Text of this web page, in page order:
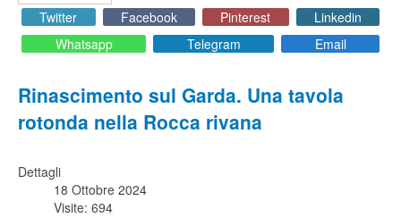
Twitter
Facebook Pinterest
Linkedin
Whatsapp
Telegram Email
Rinascimento sul Garda. Una tavola
rotonda nella Rocca rivana
Dettagli
18 Ottobre 2024
Visite: 694